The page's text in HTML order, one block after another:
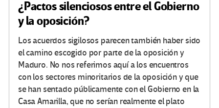
¿Pactos silenciosos entre el Gobierno
y la oposición?
Los acuerdos sigilosos parecen también haber sido
el camino escogido por parte de la oposición y
Maduro. No nos referimos aquí a los encuentros
con los sectores minoritarios de la oposición y que
se han sentado públicamente con el Gobierno en la
Casa Amarilla, que no serían realmente el plato